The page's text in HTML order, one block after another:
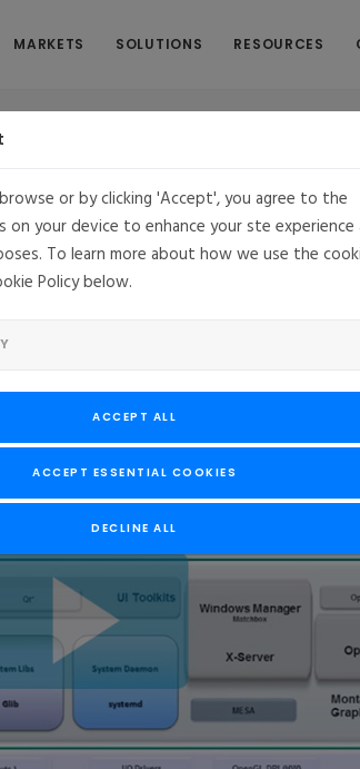
MARKETS SOLUTIONS RESOURCES
MontaVista CGX 2.2 In Action
2.2) offer's an advanced Graphics profile. CGX
for embedded developers considering User
graphics applications. This demonstration
available.
or by clicking 'Accept', you agree to the
on your device to enhance your ste experience
To learn more about how we use the
Policy below.
ACCEPT ALL
ACCEPT ESSENTIAL COOKIES
DECLINE ALL